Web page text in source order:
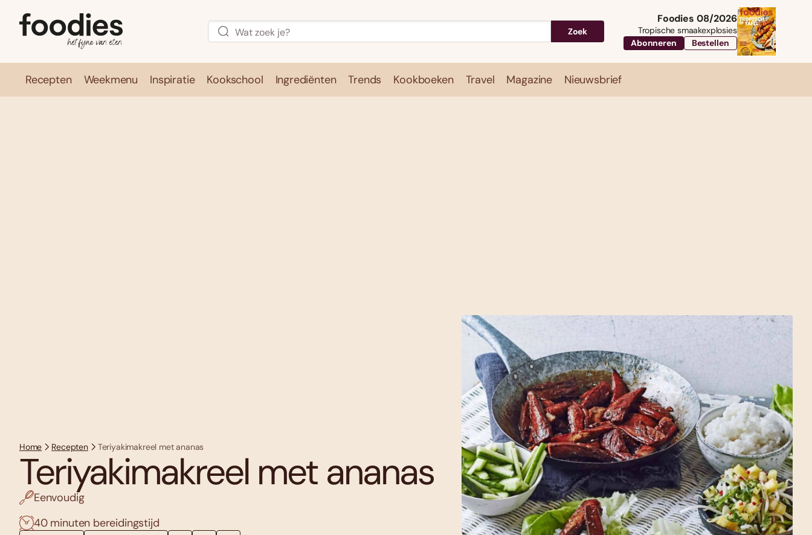
Zoek
Foodies 08/2026
Tropische smaakexplosies
Abonneren
Bestellen
Recepten Weekmenu Inspiratie Kookschool Ingrediënten Trends Kookboeken Travel Magazine Nieuwsbrief
Home Recepten Teriyakimakreel met ananas
Teriyakimakreel met ananas
Eenvoudig
40 minuten bereidingstijd